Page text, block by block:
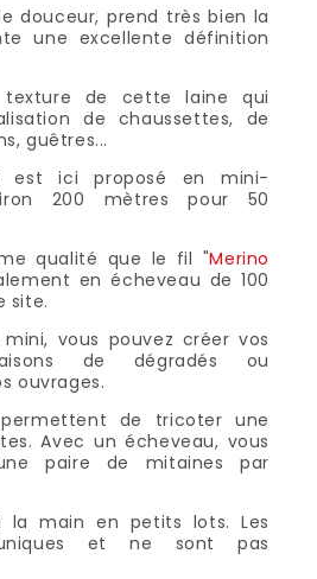
douceur, prend très bien la
une excellente définition
texture de cette laine qui
de chaussettes, de
guêtres...
est ici proposé en mini-
200 mètres pour 50
qualité que le fil "Merino
en écheveau de 100
site.
vous pouvez créer vos
de dégradés ou
ouvrages.
de tricoter une
Avec un écheveau, vous
paire de mitaines par
main en petits lots. Les
et ne sont pas